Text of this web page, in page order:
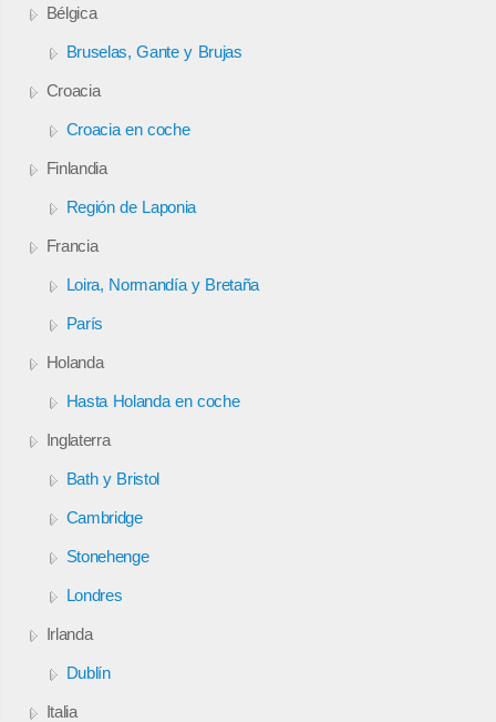
Bélgica
Bruselas, Gante y Brujas
Croacia
Croacia en coche
Finlandia
Región de Laponia
Francia
Loira, Normandía y Bretaña
París
Holanda
Hasta Holanda en coche
Inglaterra
Bath y Bristol
Cambridge
Stonehenge
Londres
Irlanda
Dublín
Italia